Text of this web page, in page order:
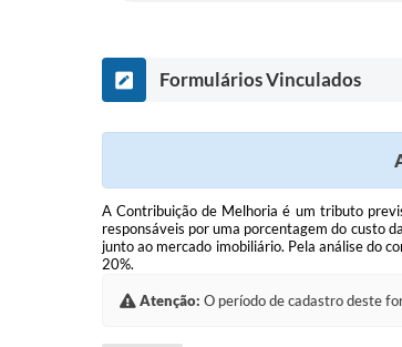
Formulários Vinculados
A Contribuição de Melhoria é um tributo
responsáveis por uma porcentagem do custo
junto ao mercado imobiliário. Pela análise do
20%.
Atenção: O período de cadastro deste